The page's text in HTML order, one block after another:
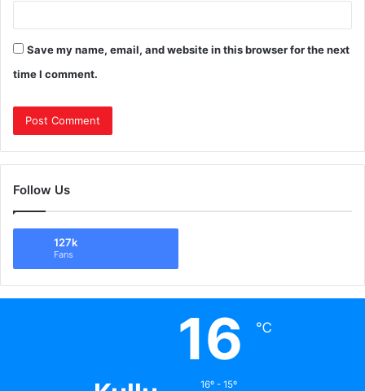
Save my name, email, and website in this browser for the next
time I comment.
Follow Us
127k
Fans
16 ℃
16º - 15º